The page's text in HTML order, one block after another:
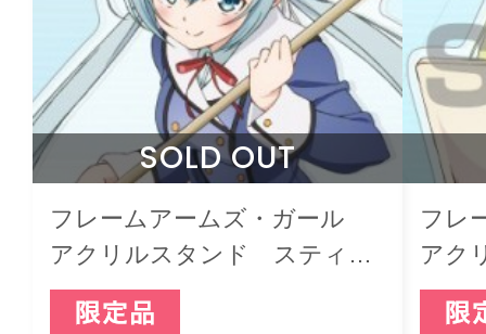
SOLD OUT
フレームアームズ・ガール
アクリルスタンド スティレ
ット LIVE SHOW! ver.
フレ
アク
ルド